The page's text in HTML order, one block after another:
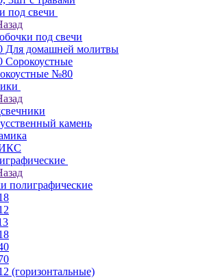
под свечи
под свечи
Для домашней молитвы
№80
камень
полиграфические
(горизонтальные)